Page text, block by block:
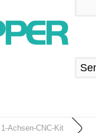
1-Achsen-CNC-Kit